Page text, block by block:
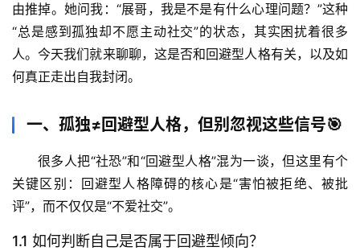
由推掉。她问我：“展哥，我是不是有什么心理问题？”这种
“总是感到孤独却不愿主动社交”的状态，其实困扰着很多
人。今天我们就来聊聊，这是否和回避型人格有关，以及如
何真正走出自我封闭。
一、孤独≠回避型人格，但别忽视这些信号🎯
很多人把“社恐”和“回避型人格”混为一谈，但这里有个
关键区别：
回避型人格障碍的核心是“害怕被拒绝、被批
评”，而不仅仅是“不爱社交”。
1.1 如何判断自己是否属于回避型倾向？